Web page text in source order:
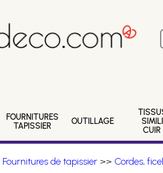
FOURNITURES
TAPISSIER
OUTILLAGE
SIMILI
CUIR
Fournitures de tapissier>> Cordes,